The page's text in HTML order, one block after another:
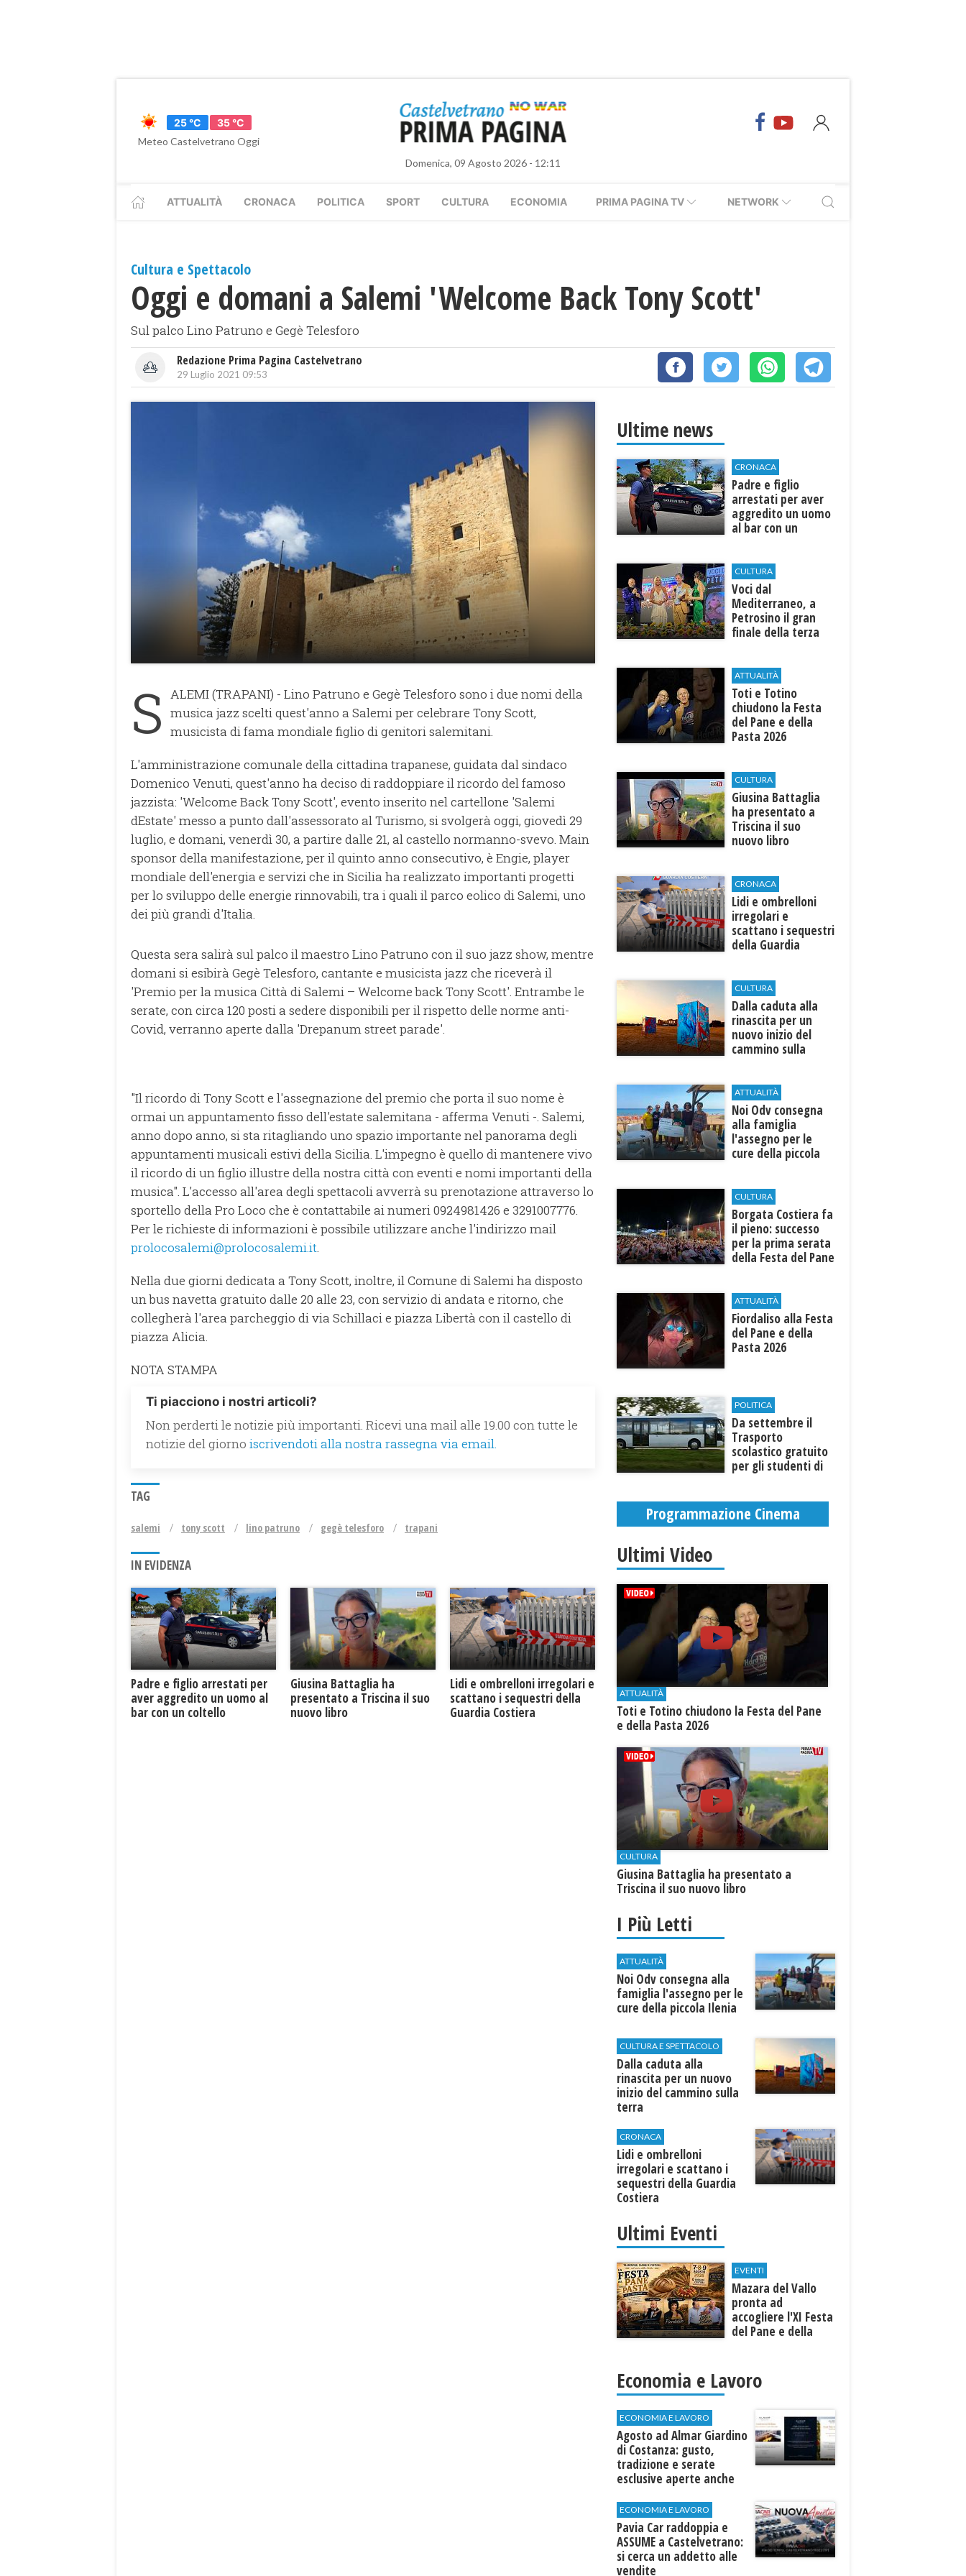
25 °C
35 °C
Meteo Castelvetrano Oggi
Domenica, 09 Agosto 2026 - 12:11
ATTUALITÀ CRONACA POLITICA SPORT CULTURA ECONOMIA PRIMA PAGINA TV NETWORK
Cultura e Spettacolo
Oggi e domani a Salemi 'Welcome Back Tony Scott'
Sul palco Lino Patruno e Gegè Telesforo
Redazione Prima Pagina Castelvetrano
29 Luglio 2021 09:53
S ALEMI (TRAPANI) - Lino Patruno e Gegè Telesforo sono i due nomi della
musica jazz scelti quest'anno a Salemi per celebrare Tony Scott,
musicista di fama mondiale figlio di genitori salemitani.
L'amministrazione comunale della cittadina trapanese, guidata dal sindaco
Domenico Venuti, quest'anno ha deciso di raddoppiare il ricordo del famoso
jazzista: 'Welcome Back Tony Scott', evento inserito nel cartellone 'Salemi
dEstate' messo a punto dall'assessorato al Turismo, si svolgerà oggi, giovedì 29
luglio, e domani, venerdì 30, a partire dalle 21, al castello normanno-svevo. Main
sponsor della manifestazione, per il quinto anno consecutivo, è Engie, player
mondiale dell'energia e servizi che in Sicilia ha realizzato importanti progetti
per lo sviluppo delle energie rinnovabili, tra i quali il parco eolico di Salemi, uno
dei più grandi d'Italia.
Questa sera salirà sul palco il maestro Lino Patruno con il suo jazz show, mentre
domani si esibirà Gegè Telesforo, cantante e musicista jazz che riceverà il
'Premio per la musica Città di Salemi – Welcome back Tony Scott'. Entrambe le
serate, con circa 120 posti a sedere disponibili per il rispetto delle norme anti-
Covid, verranno aperte dalla 'Drepanum street parade'.
"Il ricordo di Tony Scott e l'assegnazione del premio che porta il suo nome è
ormai un appuntamento fisso dell'estate salemitana - afferma Venuti -. Salemi,
anno dopo anno, si sta ritagliando uno spazio importante nel panorama degli
appuntamenti musicali estivi della Sicilia. L'impegno è quello di mantenere vivo
il ricordo di un figlio illustre della nostra città con eventi e nomi importanti della
musica". L'accesso all'area degli spettacoli avverrà su prenotazione attraverso lo
sportello della Pro Loco che è contattabile ai numeri 0924981426 e 3291007776.
Per le richieste di informazioni è possibile utilizzare anche l'indirizzo mail
prolocosalemi@prolocosalemi.it.
Nella due giorni dedicata a Tony Scott, inoltre, il Comune di Salemi ha disposto
un bus navetta gratuito dalle 20 alle 23, con servizio di andata e ritorno, che
collegherà l'area parcheggio di via Schillaci e piazza Libertà con il castello di
piazza Alicia.
NOTA STAMPA
Ti piacciono i nostri articoli?
Non perderti le notizie più importanti. Ricevi una mail alle 19.00 con tutte le
notizie del giorno iscrivendoti alla nostra rassegna via email.
TAG
salemi tony scott lino patruno gegè telesforo trapani
IN EVIDENZA
Padre e figlio arrestati per
aver aggredito un uomo al
bar con un coltello
Giusina Battaglia ha
presentato a Triscina il suo
nuovo libro
Lidi e ombrelloni irregolari e
scattano i sequestri della
Guardia Costiera
Ultime news
CRONACA
Padre e figlio
arrestati per aver
aggredito un uomo
al bar con un
CULTURA
Voci dal
Mediterraneo, a
Petrosino il gran
finale della terza
ATTUALITÀ
Toti e Totino
chiudono la Festa
del Pane e della
Pasta 2026
CULTURA
Giusina Battaglia
ha presentato a
Triscina il suo
nuovo libro
CRONACA
Lidi e ombrelloni
irregolari e
scattano i sequestri
della Guardia
CULTURA
Dalla caduta alla
rinascita per un
nuovo inizio del
cammino sulla
ATTUALITÀ
Noi Odv consegna
alla famiglia
l'assegno per le
cure della piccola
CULTURA
​Borgata Costiera fa
il pieno: successo
per la prima serata
della Festa del Pane
ATTUALITÀ
Fiordaliso alla Festa
del Pane e della
Pasta 2026
POLITICA
Da settembre il
Trasporto
scolastico gratuito
per gli studenti di
Programmazione Cinema
Ultimi Video
ATTUALITÀ
Toti e Totino chiudono la Festa del Pane
e della Pasta 2026
CULTURA
Giusina Battaglia ha presentato a
Triscina il suo nuovo libro
I Più Letti
ATTUALITÀ
Noi Odv consegna alla
famiglia l'assegno per le
cure della piccola Ilenia
CULTURA E SPETTACOLO
Dalla caduta alla
rinascita per un nuovo
inizio del cammino sulla
terra
CRONACA
Lidi e ombrelloni
irregolari e scattano i
sequestri della Guardia
Costiera
Ultimi Eventi
EVENTI
Mazara del Vallo
pronta ad
accogliere l'XI Festa
del Pane e della
Economia e Lavoro
ECONOMIA E LAVORO
Agosto ad Almar Giardino
di Costanza: gusto,
tradizione e serate
esclusive aperte anche
ECONOMIA E LAVORO
Pavia Car raddoppia e
ASSUME a Castelvetrano:
si cerca un addetto alle
vendite